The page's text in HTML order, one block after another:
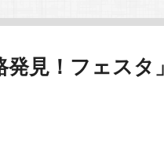
発見！フェスタ